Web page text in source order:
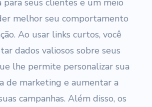
para seus clientes e um meio
melhor seu comportamento
Ao usar links curtos, você
dados valiosos sobre seus
lhe permite personalizar sua
de marketing e aumentar a
campanhas. Além disso, os